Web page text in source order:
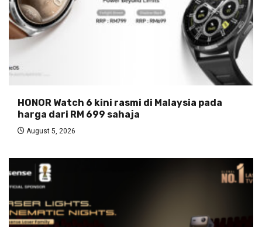
HONOR Watch 6 kini rasmi di Malaysia pada
harga dari RM 699 sahaja
August 5, 2026